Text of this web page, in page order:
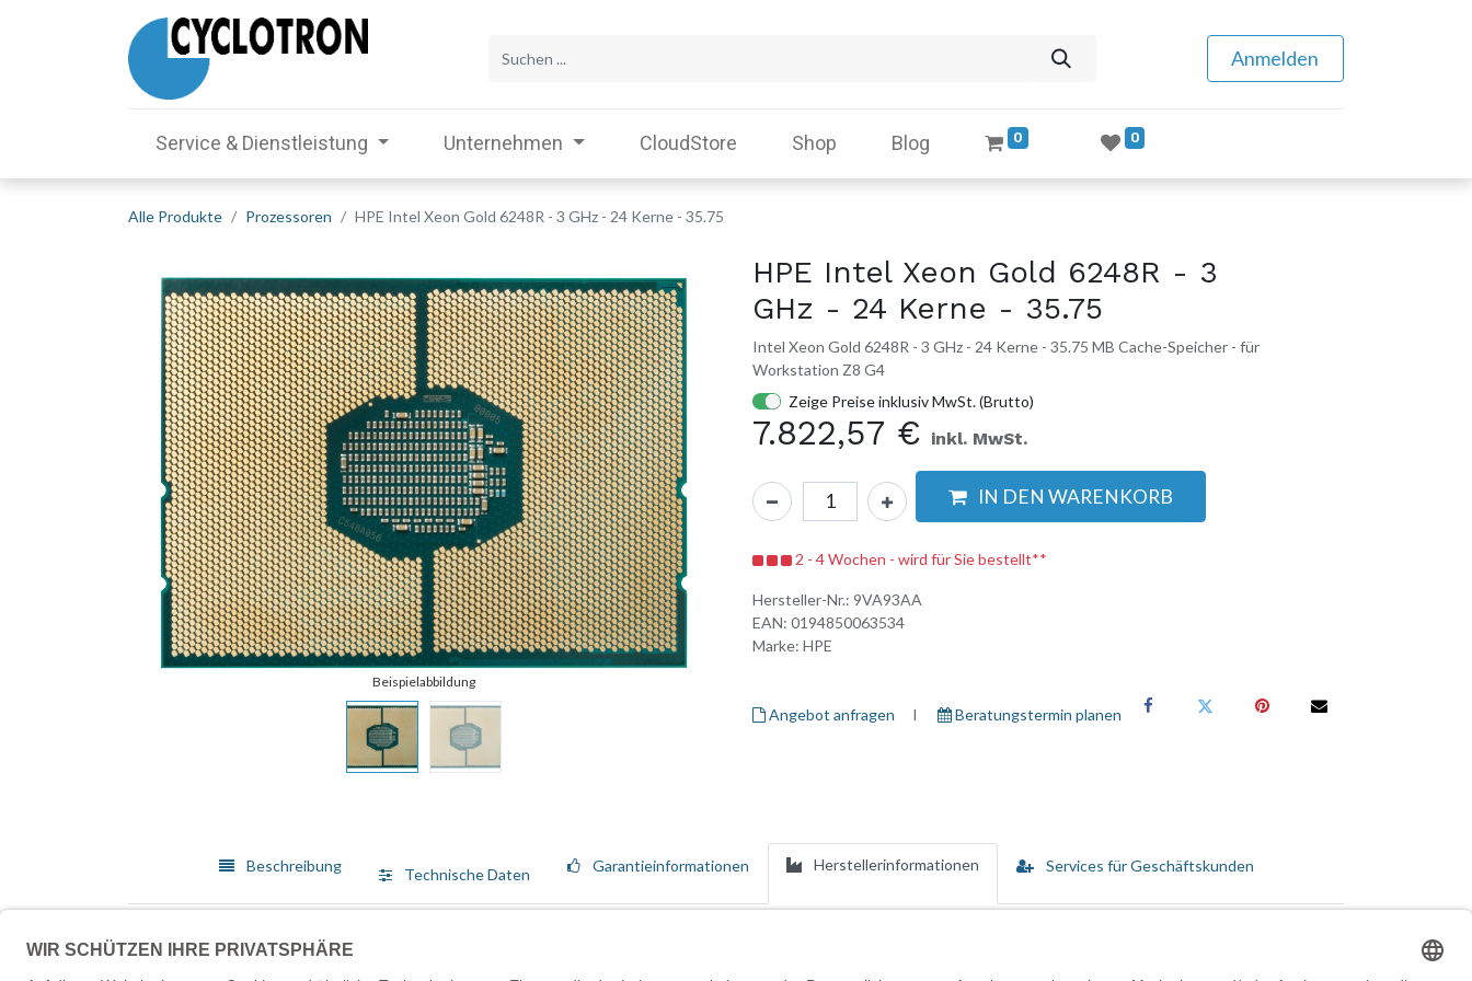
Anmelden
Service & Dienstleistung Unternehmen CloudStore Shop Blog 0 0
Alle Produkte Prozessoren HPE Intel Xeon Gold 6248R - 3 GHz - 24 Kerne - 35.75
HPE Intel Xeon Gold 6248R - 3
GHz - 24 Kerne - 35.75
Intel Xeon Gold 6248R - 3 GHz - 24 Kerne - 35.75 MB Cache-Speicher - für
Workstation Z8 G4
Zeige Preise inklusiv MwSt. (Brutto)
7.822,57 € inkl. MwSt.
IN DEN WARENKORB
2 - 4 Wochen - wird für Sie bestellt**
Hersteller-Nr.: 9VA93AA
EAN: 0194850063534
Marke: HPE
Angebot anfragen I ​ Beratungstermin planen
Beschreibung Technische Daten Garantieinformationen Herstellerinformationen Services für Geschäftskunden